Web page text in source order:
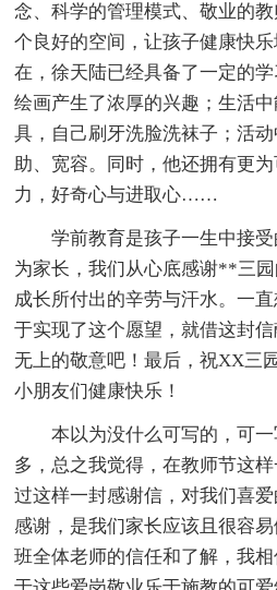
念、科学的管理模式、敬业的
个良好的空间，让孩子健康快
在，徐天陆已经具备了一定的
绘画产生了浓厚的兴趣；生活
具，自己刷牙洗脸洗袜子；活
助、宽容。同时，他还拥有更
力，好奇心与进取心……
学前教育是孩子一生中接
为家长，我们从心底感谢**三
成长所付出的辛劳与汗水。一
于实现了这个愿望，就借这封
无上的敬意吧！最后，祝XX三
小朋友们健康快乐！
本以为没什么可写的，可
多，总之我觉得，在教师节这
过这样一封感谢信，对我们喜
感谢，是我们家长应该且很容
班全体老师的信任和了解，我